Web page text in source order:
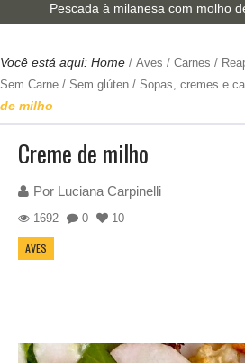
à milanesa com molho de
Você está aqui: Home / Aves / Carnes /
Sem Carne / Sem glúten / Sopas, cremes e
de milho
Creme de milho
Por Luciana Carpinelli
1692 0 10
AVES